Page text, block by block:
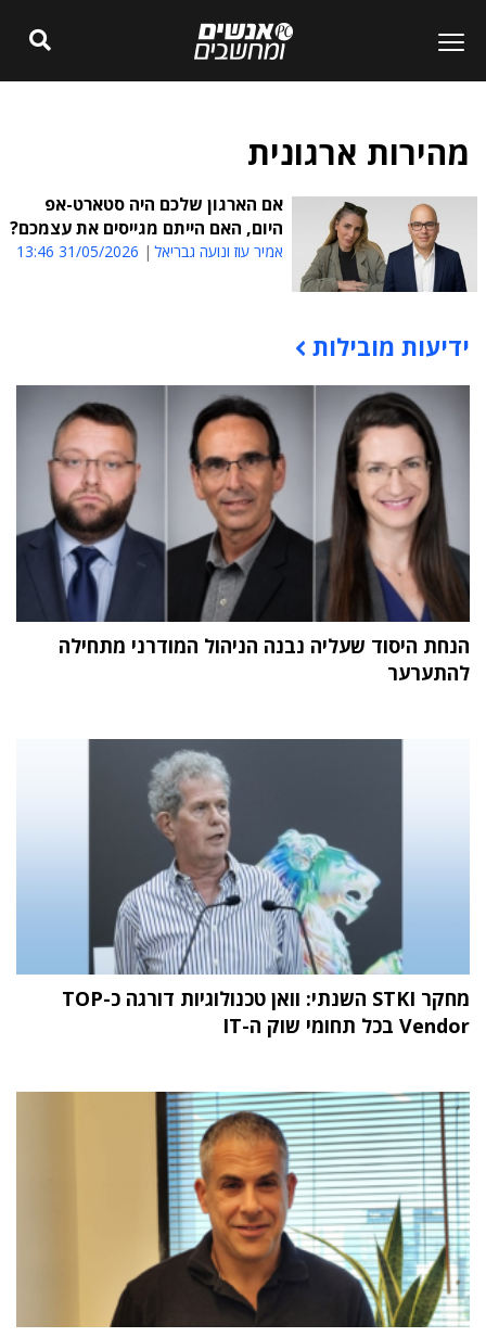
מהירות ארגונית
אם הארגון שלכם היה סטארט-אפ
היום, האם הייתם מגייסים את עצמכם?
אמיר עוז ונועה גבריאל 31/05/2026 13:46
תוכן פרסומי
ידיעות מובילות
הנחת היסוד שעליה נבנה הניהול המודרני מתחילה
להתערער
מחקר STKI השנתי: וואן טכנולוגיות דורגה כ-TOP
Vendor בכל תחומי שוק ה-IT